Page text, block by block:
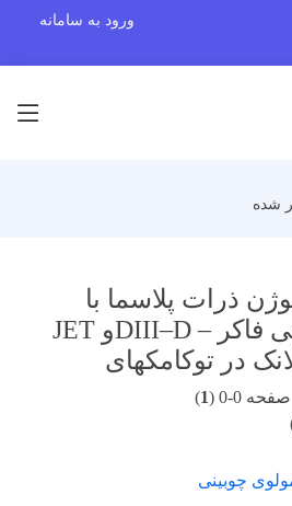
ورود به سامانه
شده
ذرات پلاسما با
استفاده از معادلهی فاکر – DIII–Dو JET
0-0 (
1
)
چوبینی